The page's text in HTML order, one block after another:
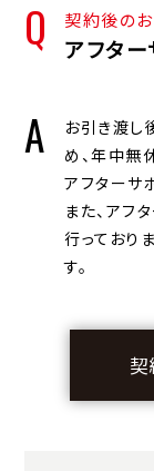
契約後の
アフタ
お引き渡し
め、年中無
アフターサ
また、アフ
行っており
す。